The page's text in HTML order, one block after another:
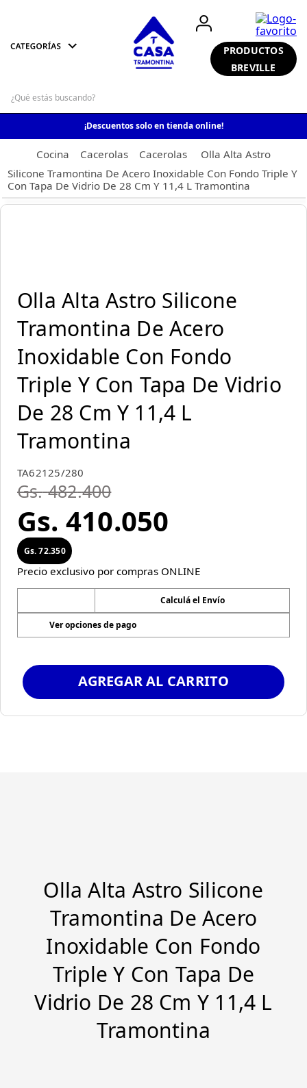
PRODUCTOS
BREVILLE
¡Descuentos solo en tienda online!
Cocina Cacerolas Cacerolas
Olla Alta Astro
Silicone Tramontina De Acero Inoxidable Con Fondo Triple Y
Con Tapa De Vidrio De 28 Cm Y 11,4 L Tramontina
Olla Alta Astro Silicone
Tramontina De Acero
Inoxidable Con Fondo
Triple Y Con Tapa De Vidrio
De 28 Cm Y 11,4 L
Tramontina
TA62125/280
Gs. 482.400
Gs. 410.050
Gs. 72.350
Precio exclusivo por compras ONLINE
Calculá el Envío
Ver opciones de pago
AGREGAR AL CARRITO
Olla Alta Astro Silicone
Tramontina De Acero
Inoxidable Con Fondo
Triple Y Con Tapa De
Vidrio De 28 Cm Y 11,4 L
Tramontina